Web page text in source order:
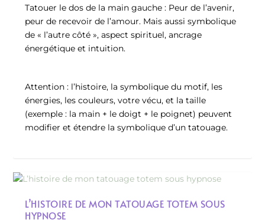
Tatouer le dos de la main gauche : Peur de l’avenir,
peur de recevoir de l’amour. Mais aussi symbolique
de « l’autre côté », aspect spirituel, ancrage
énergétique et intuition.
Attention : l’histoire, la symbolique du motif, les
énergies, les couleurs, votre vécu, et la taille
(exemple : la main + le doigt + le poignet) peuvent
modifier et étendre la symbolique d’un tatouage.
L’HISTOIRE DE MON TATOUAGE TOTEM SOUS
HYPNOSE